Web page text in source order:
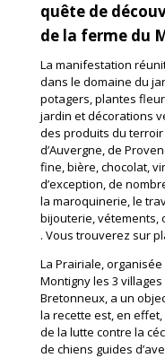
quête de
de la ferme du
La manifestation
dans le domaine du
potagers, plantes
jardin et décorations
des produits du
d’Auvergne, de
fine, bière, chocolat,
d’exception, de
la maroquinerie, le
bijouterie, vétements,
. Vous trouverez sur
La Prairiale,
Montigny les 3
Bretonneux, a un
la recette est, en
de la lutte contre la
de chiens guides